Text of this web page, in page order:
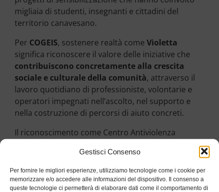
Gestisci Consenso
Per fornire le migliori esperienze, utilizziamo tecnologie come i cookie per
memorizzare e/o accedere alle informazioni del dispositivo. Il consenso a
queste tecnologie ci permetterà di elaborare dati come il comportamento di
migliaia di studenti, insegnanti e cittadini del
territorio canavesano.
Per COGEIS, sostenere realtà come Violetta
significa riconoscere il valore delle iniziative che
contribuiscono concretamente alla crescita
sociale e culturale della comunità, attraverso il
lavoro quotidiano di professioniste, volontarie e
operatori impegnati nell’ascolto, nel supporto e
nella costruzione di percorsi di aiuto concreti.
Il riconoscimento come Centro Antiviolenza
traguardo istituzionale, ma anche la conferma
dellaqualità e della continuità del lavoro svolto
negli anni dall’associazione sul territorio.